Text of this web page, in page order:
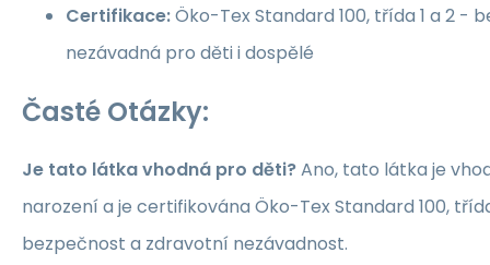
Certifikace:Öko-Tex Standard 100, třída 1 a 2 -
nezávadná pro děti i dospělé
Časté Otázky:
Je tato látka vhodná pro děti?Ano, tato látka je
narození a je certifikována Öko-Tex Standard 100,
bezpečnost a zdravotní nezávadnost.